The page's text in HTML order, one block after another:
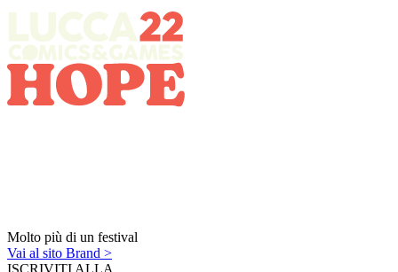
Molto più di un festival
Vai al sito Brand >